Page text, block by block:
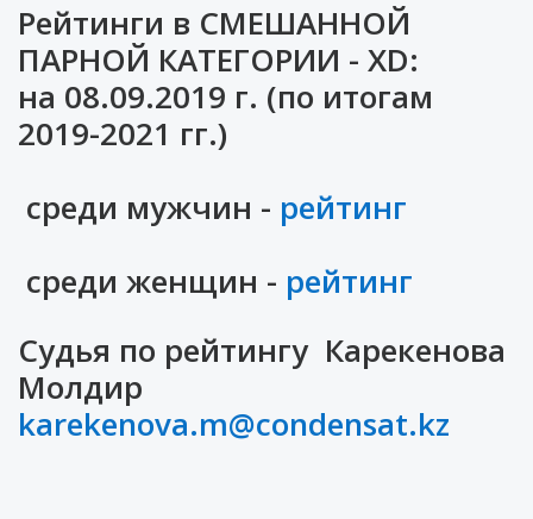
Рейтинги в СМЕШАННОЙ
ПАРНОЙ КАТЕГОРИИ - XD:
на 08.09.2019 г. (по итогам
2019-2021 гг.)
среди мужчин - рейтинг
среди женщин - рейтинг
Судья по рейтингу Карекенова
Молдир
karekenova.m@condensat.kz